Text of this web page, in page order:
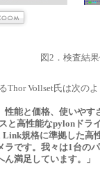
図2．検査結果
Thor Vollset氏は次のよ
性能と価格、使いや
と高性能なpylonドラ
規格に準拠した高
ラです。我々は1台の
満足しています。」